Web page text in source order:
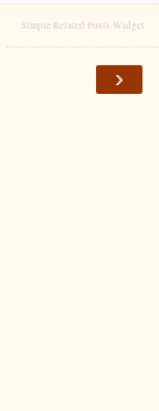
Simple Related Posts Widget
›